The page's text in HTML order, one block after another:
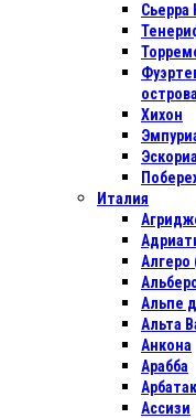
Сьерра
Хихон
Италия
Алгеро
Альпе
Альта
Анкона
Арабба
Ассизи